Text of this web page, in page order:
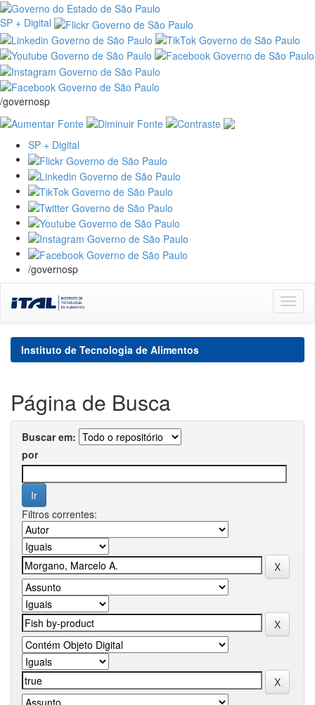
SP + Digital
/governosp
SP + Digital
/governosp
navigation
Instituto de Tecnologia de Alimentos
Página de Busca
Buscar em:
por
Filtros correntes: